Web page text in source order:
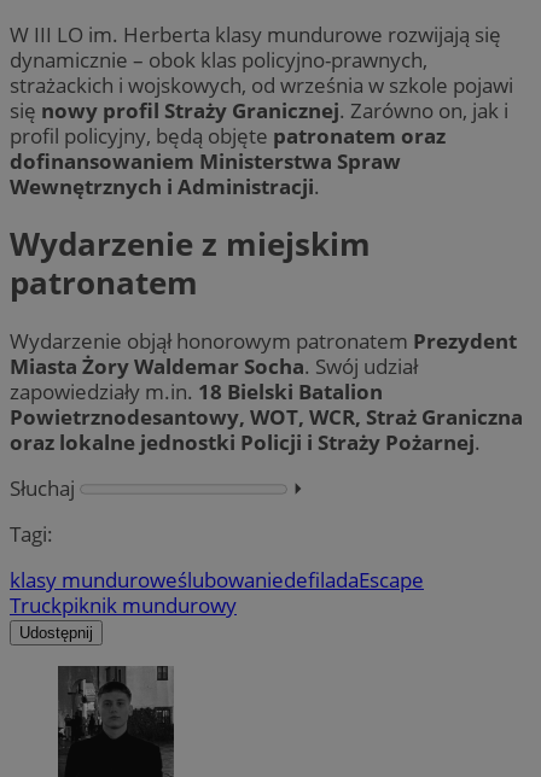
W III LO im. Herberta klasy mundurowe rozwijają się
dynamicznie – obok klas policyjno-prawnych,
strażackich i wojskowych, od września w szkole pojawi
się nowy profil Straży Granicznej. Zarówno on, jak i
profil policyjny, będą objęte patronatem oraz
dofinansowaniem Ministerstwa Spraw
Wewnętrznych i Administracji.
Wydarzenie z miejskim
patronatem
Wydarzenie objął honorowym patronatem Prezydent
Miasta Żory Waldemar Socha. Swój udział
zapowiedziały m.in. 18 Bielski Batalion
Powietrznodesantowy, WOT, WCR, Straż Graniczna
oraz lokalne jednostki Policji i Straży Pożarnej.
Słuchaj
⏵︎
Tagi:
klasy munduroweślubowaniedefiladaEscape
Truckpiknik mundurowy
Udostępnij